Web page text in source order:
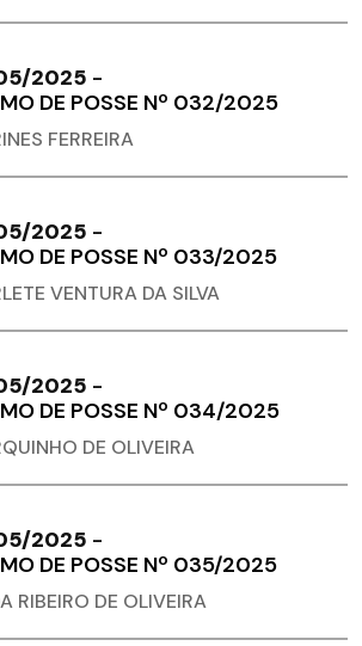
2025 -
DE POSSE Nº 032/2025
FERREIRA
2025 -
DE POSSE Nº 033/2025
VENTURA DA SILVA
2025 -
DE POSSE Nº 034/2025
DE OLIVEIRA
2025 -
DE POSSE Nº 035/2025
RIBEIRO DE OLIVEIRA